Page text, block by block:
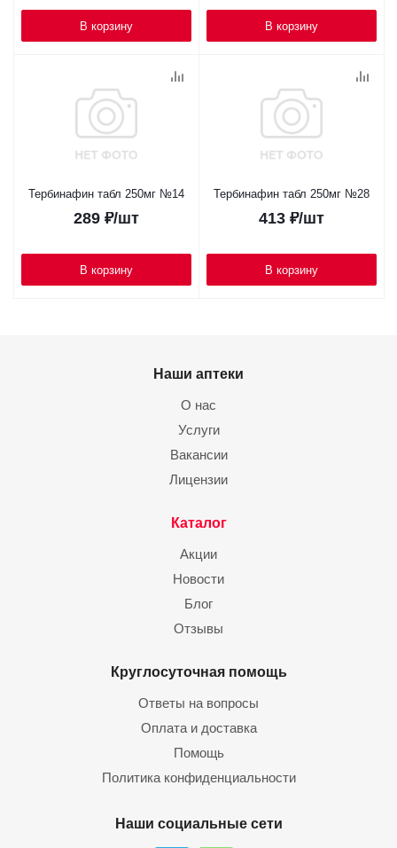
В корзину В корзину
Тербинафин табл 250мг №14
289 ₽/шт
В корзину
Тербинафин табл 250мг №28
413 ₽/шт
В корзину
Наши аптеки
О нас
Услуги
Вакансии
Лицензии
Каталог
Акции
Новости
Блог
Отзывы
Круглосуточная помощь
Ответы на вопросы
Оплата и доставка
Помощь
Политика конфиденциальности
Наши социальные сети